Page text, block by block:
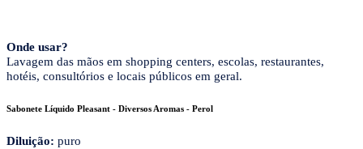
Onde usar?
Lavagem das mãos em shopping centers, escolas, restaurantes,
hotéis, consultórios e locais públicos em geral.
Sabonete Líquido Pleasant - Diversos Aromas - Perol
Diluição: puro